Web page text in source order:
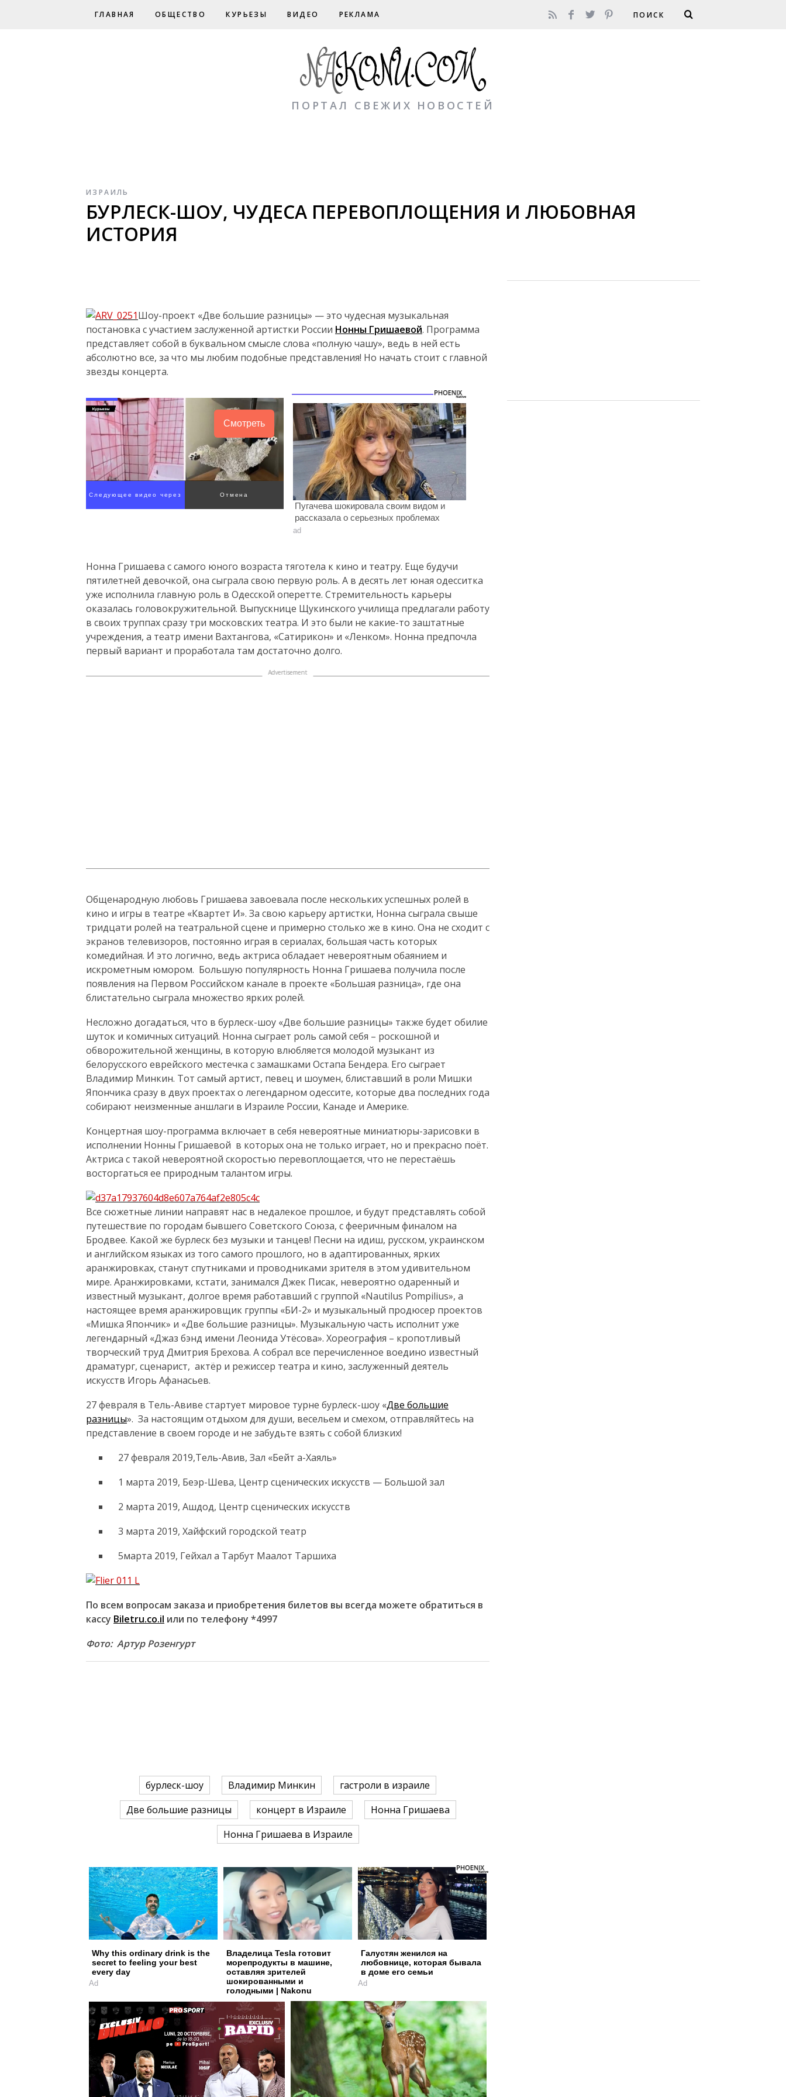
ГЛАВНАЯ ОБЩЕСТВО КУРЬЕЗЫ ВИДЕО РЕКЛАМА
ПОРТАЛ СВЕЖИХ НОВОСТЕЙ
ИЗРАИЛЬ
БУРЛЕСК-ШОУ, ЧУДЕСА ПЕРЕВОПЛОЩЕНИЯ И ЛЮБОВНАЯ
ИСТОРИЯ
Шоу-проект «Две большие разницы» — это чудесная музыкальная
постановка с участием заслуженной артистки России Нонны Гришаевой. Программа
представляет собой в буквальном смысле слова «полную чашу», ведь в ней есть
абсолютно все, за что мы любим подобные представления! Но начать стоит с главной
звезды концерта.
Смотреть
Следующее видео через Отмена
Пугачева шокировала своим видом и
рассказала о серьезных проблемах
ad
Нонна Гришаева с самого юного возраста тяготела к кино и театру. Еще будучи
пятилетней девочкой, она сыграла свою первую роль. А в десять лет юная одесситка
уже исполнила главную роль в Одесской оперетте. Стремительность карьеры
оказалась головокружительной. Выпускнице Щукинского училища предлагали работу
в своих труппах сразу три московских театра. И это были не какие-то заштатные
учреждения, а театр имени Вахтангова, «Сатирикон» и «Ленком». Нонна предпочла
первый вариант и проработала там достаточно долго.
Общенародную любовь Гришаева завоевала после нескольких успешных ролей в
кино и игры в театре «Квартет И». За свою карьеру артистки, Нонна сыграла свыше
тридцати ролей на театральной сцене и примерно столько же в кино. Она не сходит с
экранов телевизоров, постоянно играя в сериалах, большая часть которых
комедийная. И это логично, ведь актриса обладает невероятным обаянием и
искрометным юмором. Большую популярность Нонна Гришаева получила после
появления на Первом Российском канале в проекте «Большая разница», где она
блистательно сыграла множество ярких ролей.
Несложно догадаться, что в бурлеск-шоу «Две большие разницы» также будет обилие
шуток и комичных ситуаций. Нонна сыграет роль самой себя – роскошной и
обворожительной женщины, в которую влюбляется молодой музыкант из
белорусского еврейского местечка с замашками Остапа Бендера. Его сыграет
Владимир Минкин. Тот самый артист, певец и шоумен, блиставший в роли Мишки
Япончика сразу в двух проектах о легендарном одессите, которые два последних года
собирают неизменные аншлаги в Израиле России, Канаде и Америке.
Концертная шоу-программа включает в себя невероятные миниатюры-зарисовки в
исполнении Нонны Гришаевой в которых она не только играет, но и прекрасно поёт.
Актриса с такой невероятной скоростью перевоплощается, что не перестаёшь
восторгаться ее природным талантом игры.
Все сюжетные линии направят нас в недалекое прошлое, и будут представлять собой
путешествие по городам бывшего Советского Союза, с фееричным финалом на
Бродвее. Какой же бурлеск без музыки и танцев! Песни на идиш, русском, украинском
и английском языках из того самого прошлого, но в адаптированных, ярких
аранжировках, станут спутниками и проводниками зрителя в этом удивительном
мире. Аранжировками, кстати, занимался Джек Писак, невероятно одаренный и
известный музыкант, долгое время работавший с группой «Nautilus Pompilius», а
настоящее время аранжировщик группы «БИ-2» и музыкальный продюсер проектов
«Мишка Япончик» и «Две большие разницы». Музыкальную часть исполнит уже
легендарный «Джаз бэнд имени Леонида Утёсова». Хореография – кропотливый
творческий труд Дмитрия Брехова. А собрал все перечисленное воедино известный
драматург, сценарист, актёр и режиссер театра и кино, заслуженный деятель
искусств Игорь Афанасьев.
27 февраля в Тель-Авиве стартует мировое турне бурлеск-шоу «Две большие
разницы». За настоящим отдыхом для души, весельем и смехом, отправляйтесь на
представление в своем городе и не забудьте взять с собой близких!
27 февраля 2019,Тель-Авив, Зал «Бейт а-Хаяль»
1 марта 2019, Беэр-Шева, Центр сценических искусств — Большой зал
2 марта 2019, Ашдод, Центр сценических искусств
3 марта 2019, Хайфский городской театр
5марта 2019, Гейхал а Тарбут Маалот Таршиха
По всем вопросам заказа и приобретения билетов вы всегда можете обратиться в
кассу Biletru.co.il или по телефону *4997
Фото: Артур Розенгурт
бурлеск-шоу Владимир Минкин
гастроли в израиле
Две большие разницы
концерт в Израиле
Нонна Гришаева
Нонна Гришаева в Израиле
Why this ordinary drink is the
secret to feeling your best
every day
Ad
Владелица Tesla готовит
морепродукты в машине,
оставляя зрителей
шокированными и
голодными | Nakonu
Галустян женился на
любовнице, которая бывала
в доме его семьи
Ad